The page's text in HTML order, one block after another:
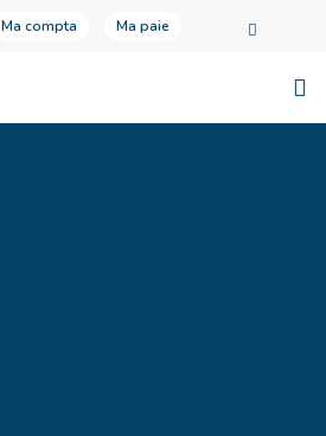
Ma compta Ma paie